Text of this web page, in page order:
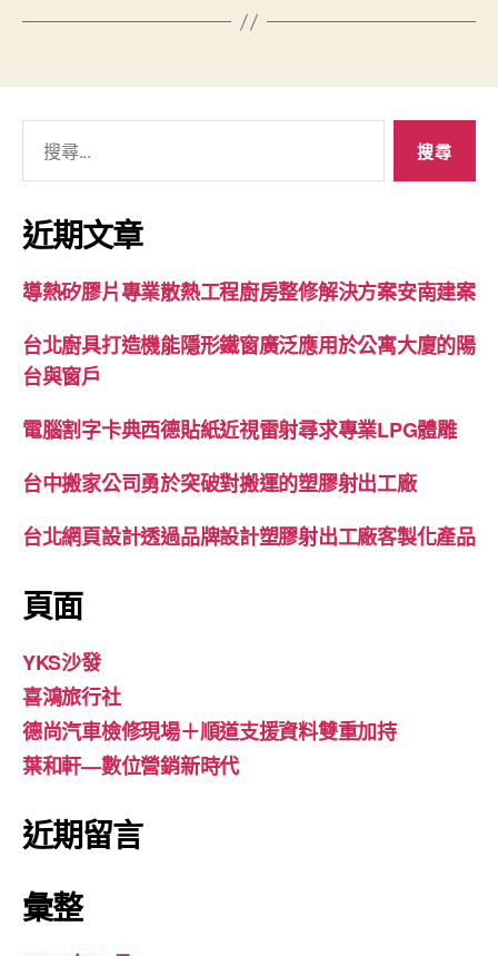
關
鍵
字:
近期文章
導熱矽膠片專業散熱工程廚房整修解決方案安南建案
台北廚具打造機能隱形鐵窗廣泛應用於公寓大廈的陽
台與窗戶
電腦割字卡典西德貼紙近視雷射尋求專業LPG體雕
台中搬家公司勇於突破對搬運的塑膠射出工廠
台北網頁設計透過品牌設計塑膠射出工廠客製化產品
頁面
YKS沙發
喜鴻旅行社
德尚汽車檢修現場＋順道支援資料雙重加持
葉和軒—數位營銷新時代
近期留言
彙整